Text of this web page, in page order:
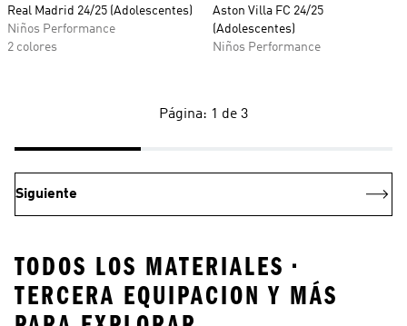
Real Madrid 24/25 (Adolescentes)
Niños Performance
2 colores
Aston Villa FC 24/25
(Adolescentes)
Niños Performance
Página: 1 de 3
Siguiente
TODOS LOS MATERIALES •
TERCERA EQUIPACION Y MÁS